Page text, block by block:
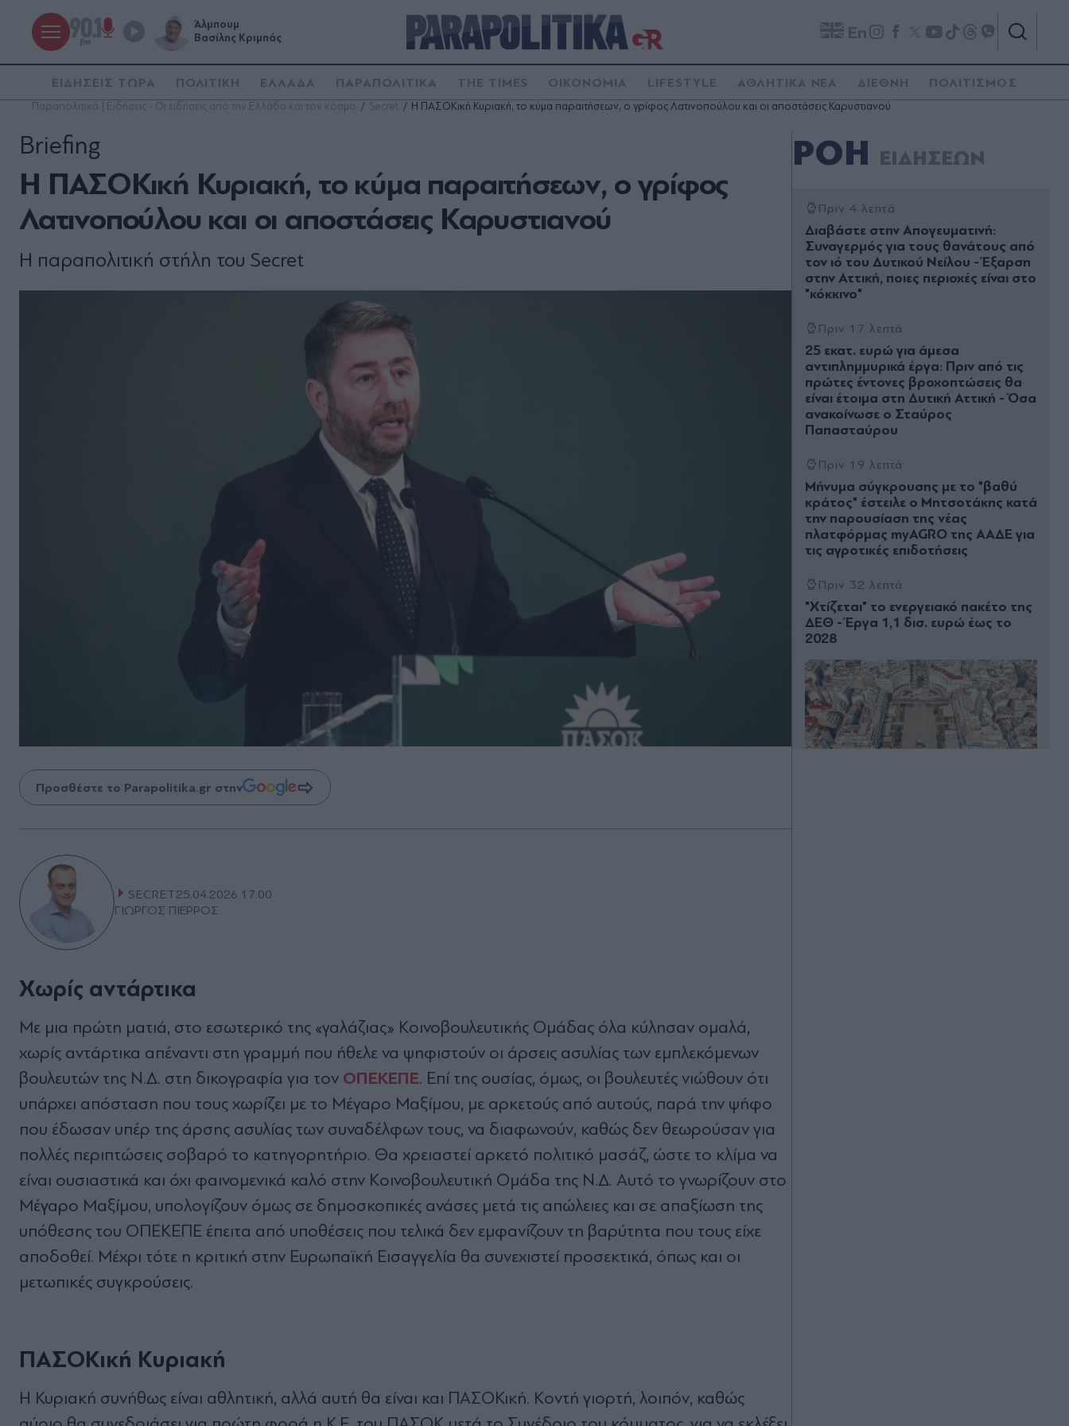
Άλμπουμ
Βασίλης Κριμπάς
En
ΕΙΔΗΣΕΙΣ ΤΩΡΑ ΠΟΛΙΤΙΚΗ ΕΛΛΑΔΑ ΠΑΡΑΠΟΛΙΤΙΚΑ THE TIMES ΟΙΚΟΝΟΜΙΑ LIFESTYLE ΑΘΛΗΤΙΚΑ ΝΕΑ ΔΙΕΘΝΗ ΠΟΛΙΤΙΣΜΟΣ
Παραπολιτικά | Ειδήσεις - Οι ειδήσεις από την Ελλάδα και τον κόσμο Secret Η ΠΑΣΟΚική Κυριακή, το κύμα παραιτήσεων, ο γρίφος Λατινοπούλου και οι αποστάσεις Καρυστιανού
Η ΠΑΣΟΚική Κυριακή, το κύμα παραιτήσεων, ο γρίφος
Λατινοπούλου και οι αποστάσεις Καρυστιανού
Briefing
Η παραπολιτική στήλη του Secret
Προσθέστε το Parapolitika.gr στην
SECRET25.04.2026 17:00
ΓΙΩΡΓΟΣ ΠΙΕΡΡΟΣ
Χωρίς αντάρτικα
Με µια πρώτη µατιά, στο εσωτερικό της «γαλάζιας» Κοινοβουλευτικής Οµάδας όλα κύλησαν οµαλά,
χωρίς αντάρτικα απέναντι στη γραµµή που ήθελε να ψηφιστούν οι άρσεις ασυλίας των εµπλεκόµενων
βουλευτών της Ν.∆. στη δικογραφία για τον ΟΠΕΚΕΠΕ. Επί της ουσίας, όµως, οι βουλευτές νιώθουν ότι
υπάρχει απόσταση που τους χωρίζει µε το Μέγαρο Μαξίµου, µε αρκετούς από αυτούς, παρά την ψήφο
που έδωσαν υπέρ της άρσης ασυλίας των συναδέλφων τους, να διαφωνούν, καθώς δεν θεωρούσαν για
πολλές περιπτώσεις σοβαρό το κατηγορητήριο. Θα χρειαστεί αρκετό πολιτικό µασάζ, ώστε το κλίµα να
είναι ουσιαστικά και όχι φαινοµενικά καλό στην Κοινοβουλευτική Οµάδα της Ν.∆. Αυτό το γνωρίζουν στο
Μέγαρο Μαξίµου, υπολογίζουν όµως σε δηµοσκοπικές ανάσες µετά τις απώλειες και σε απαξίωση της
υπόθεσης του ΟΠΕΚΕΠΕ έπειτα από υποθέσεις που τελικά δεν εµφανίζουν τη βαρύτητα που τους είχε
αποδοθεί. Μέχρι τότε η κριτική στην Ευρωπαϊκή Εισαγγελία θα συνεχιστεί προσεκτικά, όπως και οι
µετωπικές συγκρούσεις.
ΠΑΣΟΚική Κυριακή
Η Κυριακή συνήθως είναι αθλητική, αλλά αυτή θα είναι και ΠΑΣΟΚική. Κοντή γιορτή, λοιπόν, καθώς
ΡΟΗ ΕΙΔΗΣΕΩΝ
Πριν 4 λεπτά
Διαβάστε στην Απογευματινή:
Συναγερμός για τους θανάτους από
τον ιό του Δυτικού Νείλου - Έξαρση
στην Αττική, ποιες περιοχές είναι στο
"κόκκινο"
Πριν 17 λεπτά
25 εκατ. ευρώ για άμεσα
αντιπλημμυρικά έργα: Πριν από τις
πρώτες έντονες βροχοπτώσεις θα
είναι έτοιμα στη Δυτική Αττική - Όσα
ανακοίνωσε ο Σταύρος
Παπασταύρου
Πριν 19 λεπτά
Μήνυμα σύγκρουσης με το "βαθύ
κράτος" έστειλε ο Μητσοτάκης κατά
την παρουσίαση της νέας
πλατφόρμας myAGRO της ΑΑΔΕ για
τις αγροτικές επιδοτήσεις
Πριν 32 λεπτά
"Χτίζεται" το ενεργειακό πακέτο της
ΔΕΘ - Έργα 1,1 δισ. ευρώ έως το
2028